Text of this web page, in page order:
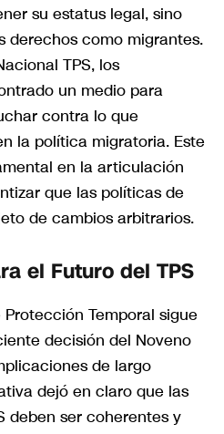
su estatus legal, sino
derechos como migrantes.
TPS, los
un medio para
contra lo que
la política migratoria. Este
en la articulación
que las políticas de
de cambios arbitrarios.
el Futuro del TPS
Temporal sigue
decisión del Noveno
de largo
dejó en claro que las
deben ser coherentes y